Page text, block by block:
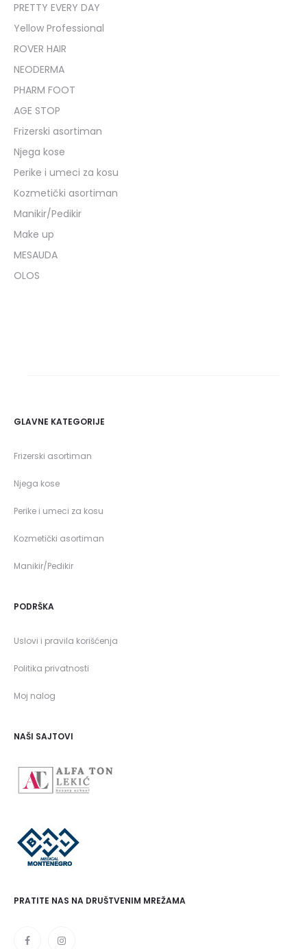
PRETTY EVERY DAY
Yellow Professional
ROVER HAIR
NEODERMA
PHARM FOOT
AGE STOP
Frizerski asortiman
Njega kose
Perike i umeci za kosu
Kozmetički asortiman
Manikir/Pedikir
Make up
MESAUDA
OLOS
GLAVNE KATEGORIJE
Frizerski asortiman
Njega kose
Perike i umeci za kosu
Kozmetički asortiman
Manikir/Pedikir
PODRŠKA
Uslovi i pravila korišćenja
Politika privatnosti
Moj nalog
NAŠI SAJTOVI
PRATITE NAS NA DRUŠTVENIM MREŽAMA